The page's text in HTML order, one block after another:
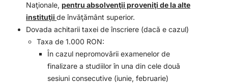
Naţionale, pentru absolvenţii proveniţi de la alte
instituţii de învăţământ superior.
Dovada achitarii taxei de înscriere (dacă e cazul)
Taxa de 1.000 RON:
În cazul nepromovării examenelor de
finalizare a studiilor în una din cele două
sesiuni consecutive (iunie, februarie)